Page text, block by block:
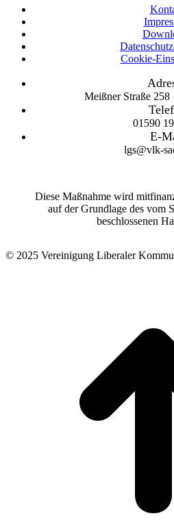
Cookie-
Meißner Straße 258
01590
E-
lgs@vlk-
Diese Maßnahme wird
auf der Grundlage des vom
beschlossenen
© 2025 Vereinigung Liberaler